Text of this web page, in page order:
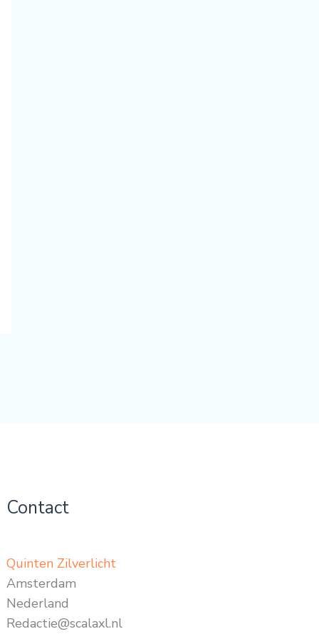
Contact
Quinten Zilverlicht
Amsterdam
Nederland
Redactie@scalaxl.nl